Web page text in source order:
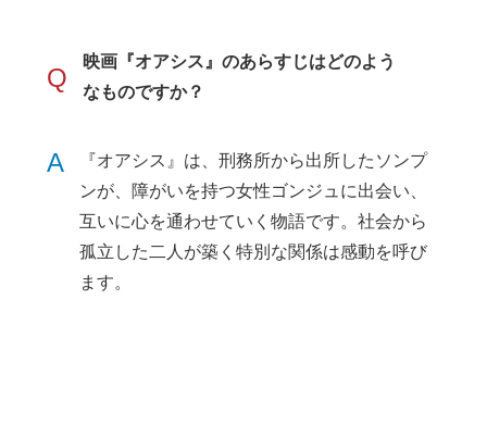
Q
映画『オアシス』のあらすじはどのよう
なものですか？
A
『オアシス』は、刑務所から出所したソンプ
ンが、障がいを持つ女性ゴンジュに出会い、
互いに心を通わせていく物語です。社会から
孤立した二人が築く特別な関係は感動を呼び
ます。